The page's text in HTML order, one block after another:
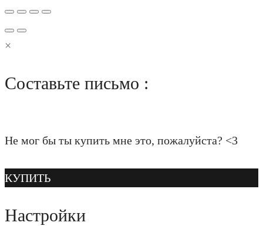
×
Составьте письмо :
Не мог бы ты купить мне это, пожалуйста? <3
КУПИТЬ
Настройки